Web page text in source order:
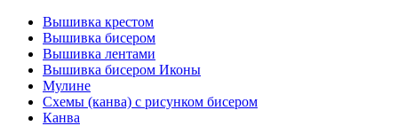
Вышивка крестом
Вышивка бисером
Вышивка лентами
Вышивка бисером Иконы
Мулине
Схемы (канва) с рисунком бисером
Канва